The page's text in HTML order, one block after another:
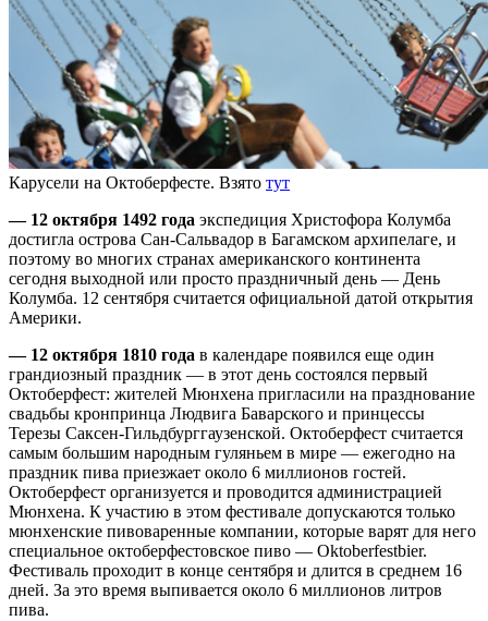
Карусели на Октоберфесте. Взято тут
— 12 октября 1492 года экспедиция Христофора Колумба
достигла острова Сан-Сальвадор в Багамском архипелаге, и
поэтому во многих странах американского континента
сегодня выходной или просто праздничный день — День
Колумба. 12 сентября считается официальной датой открытия
Америки.
— 12 октября 1810 года в календаре появился еще один
грандиозный праздник — в этот день состоялся первый
Октоберфест: жителей Мюнхена пригласили на празднование
свадьбы кронпринца Людвига Баварского и принцессы
Терезы Саксен-Гильдбурггаузенской. Октоберфест считается
самым большим народным гуляньем в мире — ежегодно на
праздник пива приезжает около 6 миллионов гостей.
Октоберфест организуется и проводится администрацией
Мюнхена. К участию в этом фестивале допускаются только
мюнхенские пивоваренные компании, которые варят для него
специальное октоберфестовское пиво — Oktoberfestbier.
Фестиваль проходит в конце сентября и длится в среднем 16
дней. За это время выпивается около 6 миллионов литров
пива.